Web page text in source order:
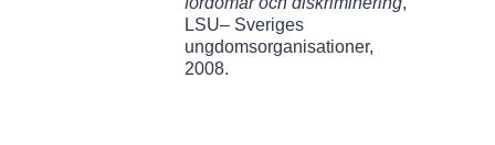
LSU– Sveriges
ungdomsorganisationer,
2008.